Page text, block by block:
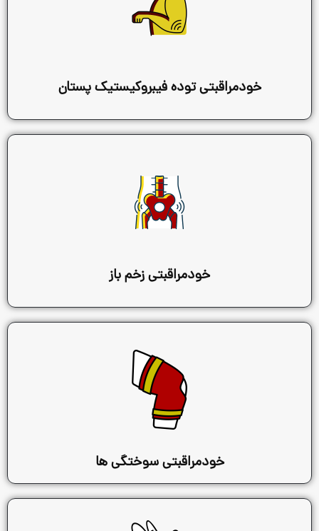
توده فیبروکیستیک پستان
خودمراقبتی زخم باز
سوختگی ها